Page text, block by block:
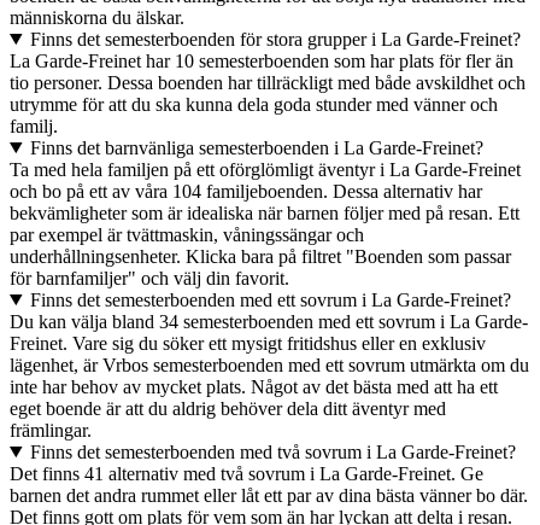
människorna du älskar.
Finns det semesterboenden för stora grupper i La Garde-Freinet?
La Garde-Freinet har 10 semesterboenden som har plats för fler än
tio personer. Dessa boenden har tillräckligt med både avskildhet och
utrymme för att du ska kunna dela goda stunder med vänner och
familj.
Finns det barnvänliga semesterboenden i La Garde-Freinet?
Ta med hela familjen på ett oförglömligt äventyr i La Garde-Freinet
och bo på ett av våra 104 familjeboenden. Dessa alternativ har
bekvämligheter som är idealiska när barnen följer med på resan. Ett
par exempel är tvättmaskin, våningssängar och
underhållningsenheter. Klicka bara på filtret "Boenden som passar
för barnfamiljer" och välj din favorit.
Finns det semesterboenden med ett sovrum i La Garde-Freinet?
Du kan välja bland 34 semesterboenden med ett sovrum i La Garde-
Freinet. Vare sig du söker ett mysigt fritidshus eller en exklusiv
lägenhet, är Vrbos semesterboenden med ett sovrum utmärkta om du
inte har behov av mycket plats. Något av det bästa med att ha ett
eget boende är att du aldrig behöver dela ditt äventyr med
främlingar.
Finns det semesterboenden med två sovrum i La Garde-Freinet?
Det finns 41 alternativ med två sovrum i La Garde-Freinet. Ge
barnen det andra rummet eller låt ett par av dina bästa vänner bo där.
Det finns gott om plats för vem som än har lyckan att delta i resan.